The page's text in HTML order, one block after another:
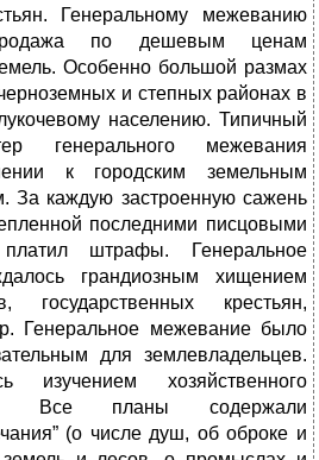
Генеральному межеванию
по дешевым ценам
Особенно большой размах
и степных районах в
населению. Типичный
генерального межевания
к городским земельным
За каждую застроенную сажень
последними писцовыми
штрафы. Генеральное
грандиозным хищением
государственных крестьян,
Генеральное межевание было
для землевладельцев.
изучением хозяйственного
Все планы содержали
(о числе душ, об оброке и